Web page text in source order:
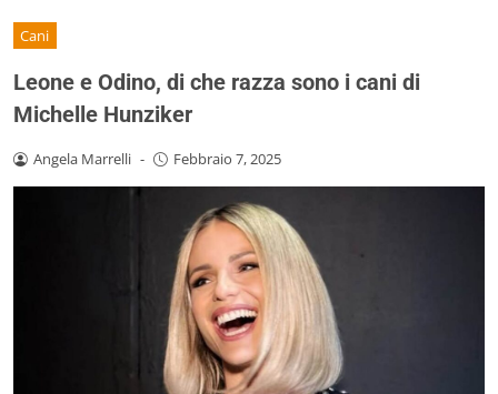
Cani
Leone e Odino, di che razza sono i cani di
Michelle Hunziker
Angela Marrelli - Febbraio 7, 2025